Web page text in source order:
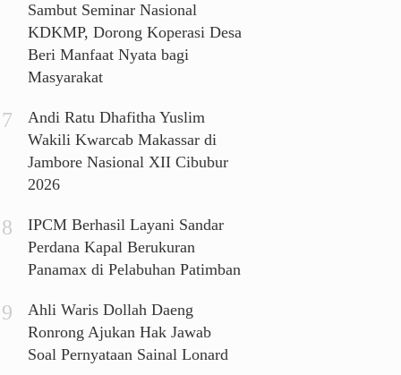
Sambut Seminar Nasional
KDKMP, Dorong Koperasi Desa
Beri Manfaat Nyata bagi
Masyarakat
Andi Ratu Dhafitha Yuslim
Wakili Kwarcab Makassar di
Jambore Nasional XII Cibubur
2026
IPCM Berhasil Layani Sandar
Perdana Kapal Berukuran
Panamax di Pelabuhan Patimban
Ahli Waris Dollah Daeng
Ronrong Ajukan Hak Jawab
Soal Pernyataan Sainal Lonard